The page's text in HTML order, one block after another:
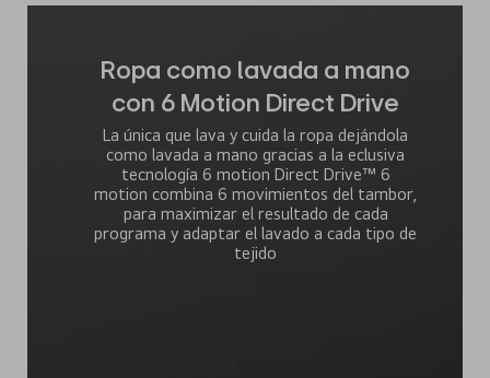
Ropa como lavada a mano
con 6 Motion Direct Drive
La única que lava y cuida la ropa dejándola
como lavada a mano gracias a la eclusiva
tecnología 6 motion Direct Drive™ 6
motion combina 6 movimientos del tambor,
para maximizar el resultado de cada
programa y adaptar el lavado a cada tipo de
tejido